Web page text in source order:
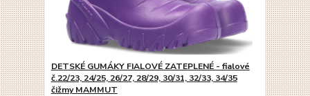
DETSKÉ GUMÁKY FIALOVÉ ZATEPLENÉ - fialové
č.22/23, 24/25, 26/27, 28/29, 30/31, 32/33, 34/35
čižmy MAMMUT